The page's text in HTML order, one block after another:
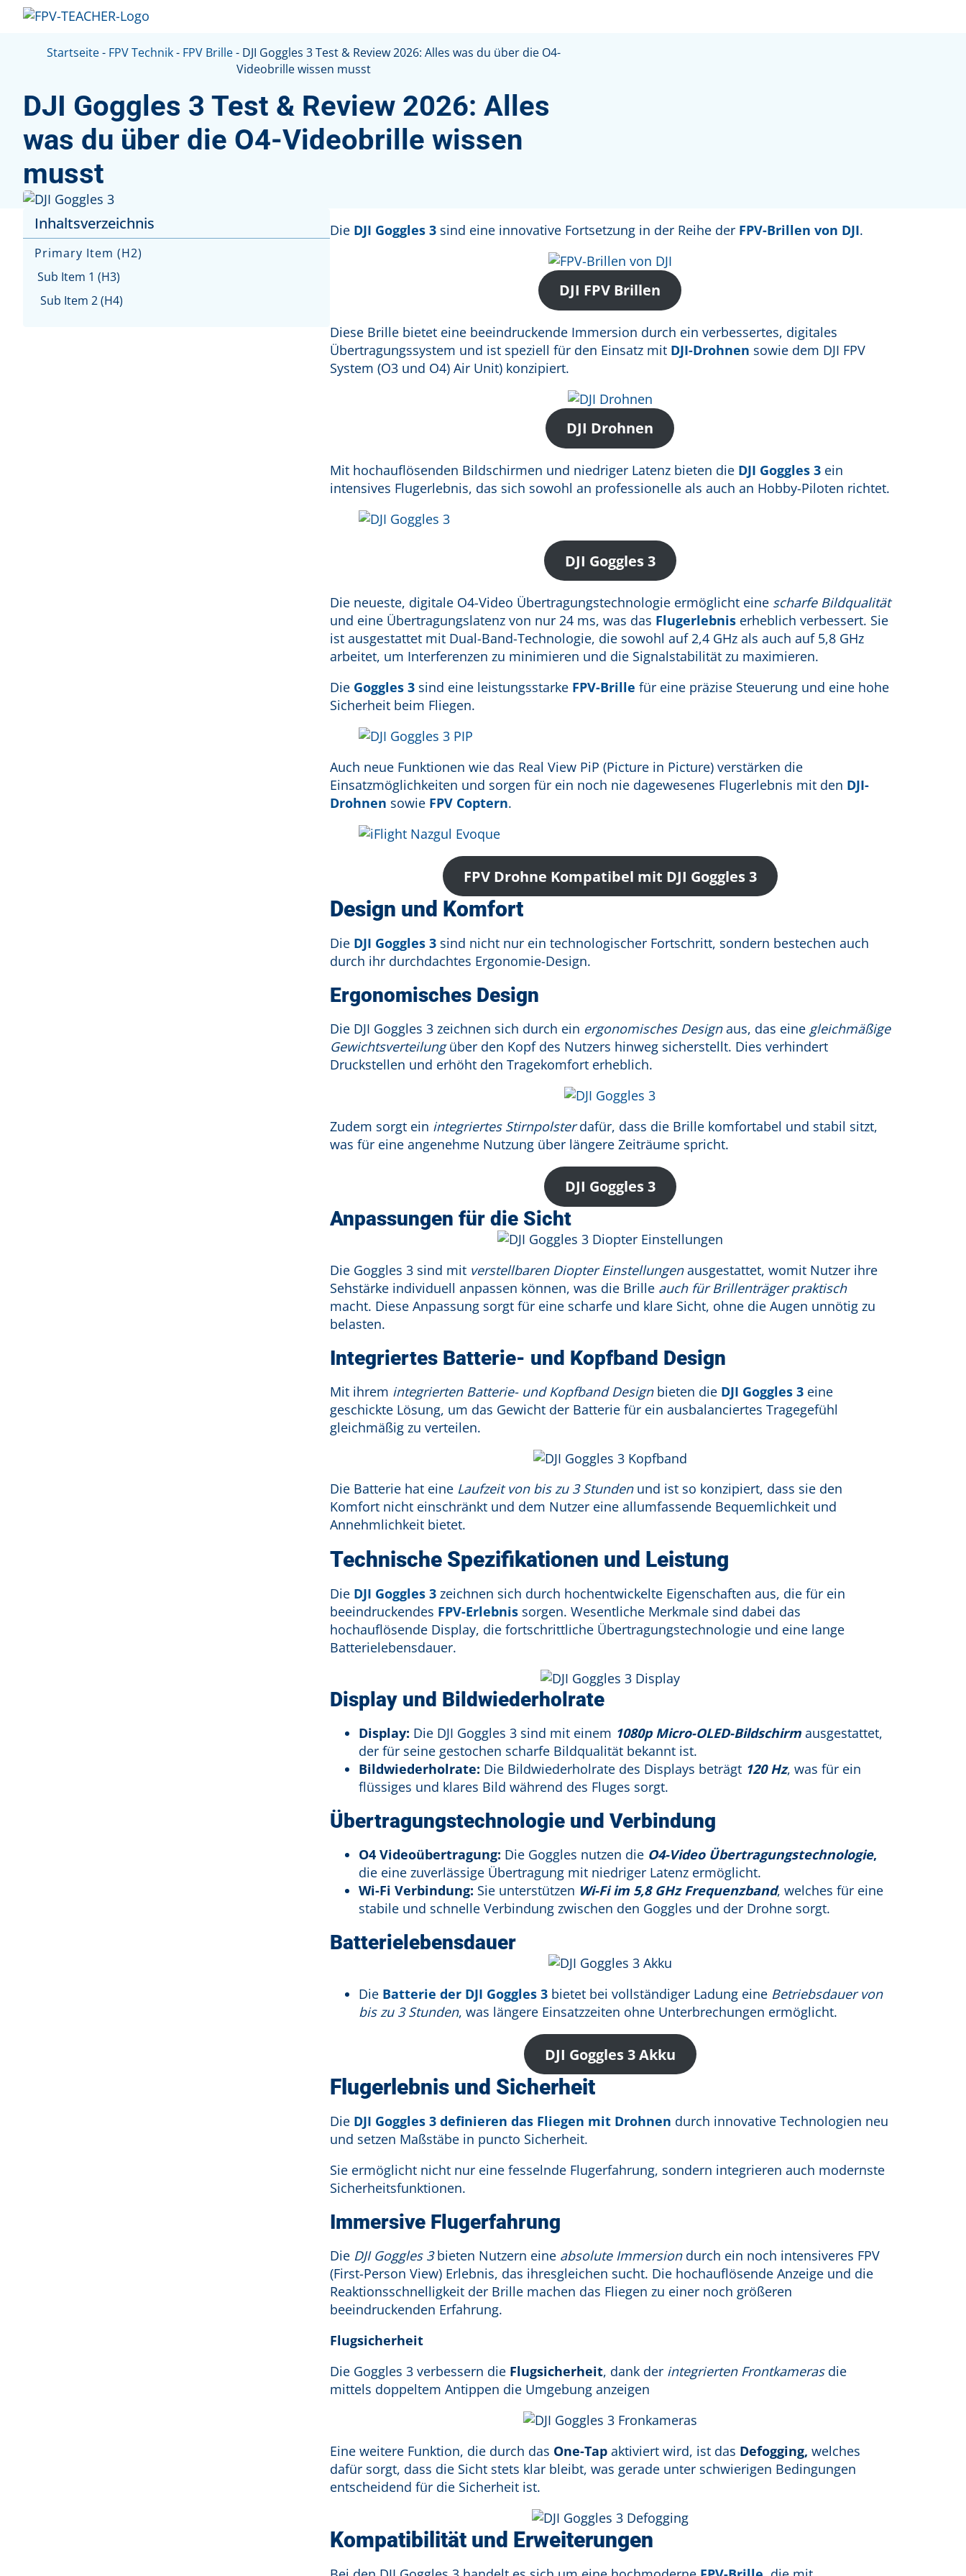
Startseite- FPV Technik- FPV Brille- DJI Goggles 3 Test & Review 2026: Alles was du über die O4-
Videobrille wissen musst
DJI Goggles 3 Test & Review 2026: Alles
was du über die O4-Videobrille wissen
musst
Inhaltsverzeichnis
Primary Item (H2)
Sub Item 1 (H3)
Sub Item 2 (H4)
Die DJI Goggles 3sind eine innovative Fortsetzung in der Reihe der FPV-Brillen von DJI.
DJI FPV Brillen
Diese Brille bietet eine beeindruckende Immersion durch ein verbessertes, digitales
Übertragungssystem und ist speziell für den Einsatz mit DJI-Drohnen sowie dem DJI FPV
System (O3 und O4) Air Unit) konzipiert.
DJI Drohnen
Mit hochauflösenden Bildschirmen und niedriger Latenz bieten die DJI Goggles 3ein
intensives Flugerlebnis, das sich sowohl an professionelle als auch an Hobby-Piloten richtet.
DJI Goggles 3
Die neueste, digitale O4-Video Übertragungstechnologie ermöglicht eine scharfe Bildqualität
und eine Übertragungslatenz von nur 24 ms, was das Flugerlebniserheblich verbessert. Sie
ist ausgestattet mit Dual-Band-Technologie, die sowohl auf 2,4 GHz als auch auf 5,8 GHz
arbeitet, um Interferenzen zu minimieren und die Signalstabilität zu maximieren.
Die Goggles 3sind eine leistungsstarke FPV-Brille für eine präzise Steuerung und eine hohe
Sicherheit beim Fliegen.
Auch neue Funktionen wie das Real View PiP (Picture in Picture) verstärken die
Einsatzmöglichkeiten und sorgen für ein noch nie dagewesenes Flugerlebnis mit den DJI-
Drohnen sowie FPV Coptern.
FPV Drohne Kompatibel mit DJI Goggles 3
Design und Komfort
Die DJI Goggles 3sind nicht nur ein technologischer Fortschritt, sondern bestechen auch
durch ihr durchdachtes Ergonomie-Design.
Ergonomisches Design
Die DJI Goggles 3 zeichnen sich durch ein ergonomisches Designaus, das eine gleichmäßige
Gewichtsverteilungüber den Kopf des Nutzers hinweg sicherstellt. Dies verhindert
Druckstellen und erhöht den Tragekomfort erheblich.
Zudem sorgt ein integriertes Stirnpolsterdafür, dass die Brille komfortabel und stabil sitzt,
was für eine angenehme Nutzung über längere Zeiträume spricht.
DJI Goggles 3
Anpassungen für die Sicht
Die Goggles 3 sind mit verstellbaren Diopter Einstellungenausgestattet, womit Nutzer ihre
Sehstärke individuell anpassen können, was die Brille auch für Brillenträger praktisch
macht. Diese Anpassung sorgt für eine scharfe und klare Sicht, ohne die Augen unnötig zu
belasten.
Integriertes Batterie- und Kopfband Design
Mit ihrem integrierten Batterie- und Kopfband Designbieten die DJI Goggles 3eine
geschickte Lösung, um das Gewicht der Batterie für ein ausbalanciertes Tragegefühl
gleichmäßig zu verteilen.
Die Batterie hat eine Laufzeit von bis zu 3 Stundenund ist so konzipiert, dass sie den
Komfort nicht einschränkt und dem Nutzer eine allumfassende Bequemlichkeit und
Annehmlichkeit bietet.
Technische Spezifikationen und Leistung
Die DJI Goggles 3zeichnen sich durch hochentwickelte Eigenschaften aus, die für ein
beeindruckendes FPV-Erlebnissorgen. Wesentliche Merkmale sind dabei das
hochauflösende Display, die fortschrittliche Übertragungstechnologie und eine lange
Batterielebensdauer.
Display und Bildwiederholrate
Display: Die DJI Goggles 3 sind mit einem 1080p Micro-OLED-Bildschirmausgestattet,
der für seine gestochen scharfe Bildqualität bekannt ist.
Bildwiederholrate: Die Bildwiederholrate des Displays beträgt 120 Hz, was für ein
flüssiges und klares Bild während des Fluges sorgt.
Übertragungstechnologie und Verbindung
O4 Videoübertragung: Die Goggles nutzen die O4-Video Übertragungstechnologie,
die eine zuverlässige Übertragung mit niedriger Latenz ermöglicht.
Wi-Fi Verbindung: Sie unterstützen Wi-Fi im 5,8 GHz Frequenzband, welches für eine
stabile und schnelle Verbindung zwischen den Goggles und der Drohne sorgt.
Batterielebensdauer
Die Batterie der DJI Goggles 3bietet bei vollständiger Ladung eine Betriebsdauer von
bis zu 3 Stunden, was längere Einsatzzeiten ohne Unterbrechungen ermöglicht.
DJI Goggles 3 Akku
Flugerlebnis und Sicherheit
Die DJI Goggles 3 definieren das Fliegen mit Drohnen durch innovative Technologien neu
und setzen Maßstäbe in puncto Sicherheit.
Sie ermöglicht nicht nur eine fesselnde Flugerfahrung, sondern integrieren auch modernste
Sicherheitsfunktionen.
Immersive Flugerfahrung
Die DJI Goggles 3bieten Nutzern eine absolute Immersiondurch ein noch intensiveres FPV
(First-Person View) Erlebnis, das ihresgleichen sucht. Die hochauflösende Anzeige und die
Reaktionsschnelligkeit der Brille machen das Fliegen zu einer noch größeren
beeindruckenden Erfahrung.
Flugsicherheit
Die Goggles 3 verbessern die Flugsicherheit, dank der integrierten Frontkamerasdie
mittels doppeltem Antippen die Umgebung anzeigen
Eine weitere Funktion, die durch das One-Tap aktiviert wird, ist das Defogging, welches
dafür sorgt, dass die Sicht stets klar bleibt, was gerade unter schwierigen Bedingungen
entscheidend für die Sicherheit ist.
Kompatibilität und Erweiterungen